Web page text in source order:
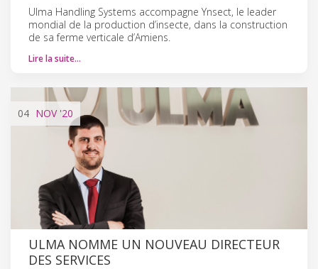
Ulma Handling Systems accompagne Ynsect, le leader
mondial de la production d’insecte, dans la construction
de sa ferme verticale d’Amiens.
Lire la suite…
04 NOV'20
ULMA NOMME UN NOUVEAU DIRECTEUR
DES SERVICES